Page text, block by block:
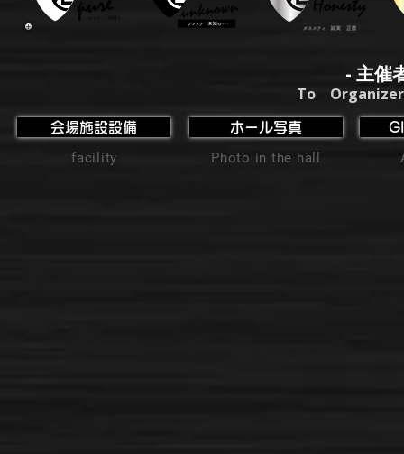
- 主催
To
会場施設設備
facility
ホール写真
Photo in the hall